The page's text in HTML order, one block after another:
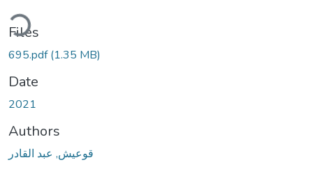
Files
695.pdf(1.35 MB)
Date
2021
Authors
قوعيش, عبد القادر